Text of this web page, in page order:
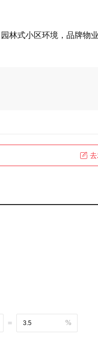
林式小区环境，品牌物
= %